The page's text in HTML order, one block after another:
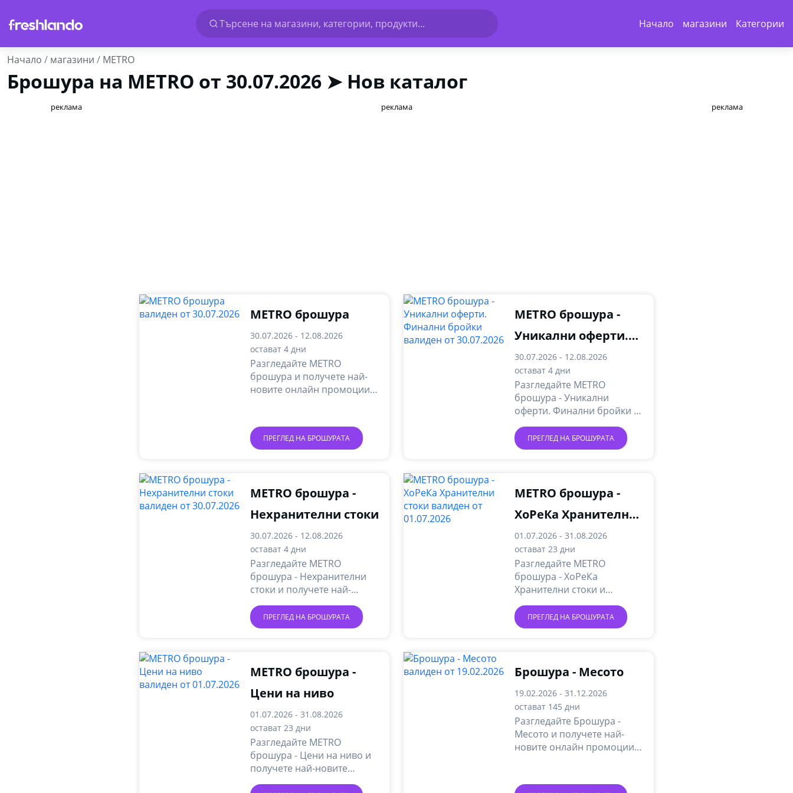
Търсене на магазини, категории, продукти... Начало магазини Категории
Начало магазини METRO
Брошура на METRO от 30.07.2026 ➤ Нов каталог
реклама реклама
METRO брошура
30.07.2026 - 12.08.2026
остават 4 дни
Разгледайте METRO
брошура и получете най-
новите онлайн промоции и
ПРЕГЛЕД НА БРОШУРАТА
METRO брошура -
Уникални оферти.
Финални бройки
30.07.2026 - 12.08.2026
остават 4 дни
Разгледайте METRO
брошура - Уникални
оферти. Финални бройки и
получете най-новите
онлайн промоции и акции.
ПРЕГЛЕД НА БРОШУРАТА
METRO брошура -
Нехранителни стоки
30.07.2026 - 12.08.2026
остават 4 дни
Разгледайте METRO
брошура - Нехранителни
стоки и получете най-
новите онлайн промоции и
акции.
ПРЕГЛЕД НА БРОШУРАТА
METRO брошура -
ХоРеКа Хранителни
стоки
01.07.2026 - 31.08.2026
остават 23 дни
Разгледайте METRO
брошура - ХоРеКа
Хранителни стоки и
получете най-новите
онлайн промоции и акции.
ПРЕГЛЕД НА БРОШУРАТА
METRO брошура -
Цени на ниво
01.07.2026 - 31.08.2026
остават 23 дни
Разгледайте METRO
брошура - Цени на ниво и
получете най-новите
онлайн промоции и акции.
Брошура - Месото
19.02.2026 - 31.12.2026
остават 145 дни
Разгледайте Брошура -
Месото и получете най-
новите онлайн промоции и
реклама